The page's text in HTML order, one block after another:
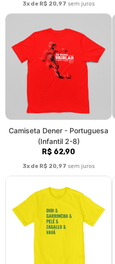
3x de R$ 20,97 sem juros
Camiseta Dener - Portuguesa
(Infantil 2-8)
R$ 62,90
3x de R$ 20,97 sem juros